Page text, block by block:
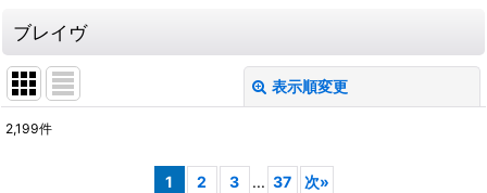
ブレイヴ
表示順変更
2,199件
1 2 3 ... 37 次»